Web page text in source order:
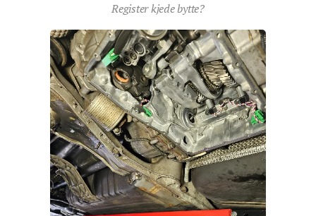
Register kjede bytte?